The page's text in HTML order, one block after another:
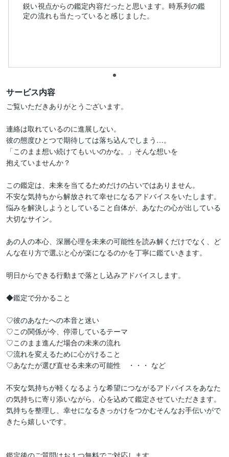
鋭い視点からの鑑定内容だったと思います。時系列の鑑
定の流れも当たっていると感じました。
サービス内容
ご覧いただきありがとうございます。
連絡は取れているのに進展しない。
彼の態度ひとつで期待しては落ち込んでしまう…。
「このまま想い続けてもいいのかな。」そんな想いを
抱えていませんか？
この鑑定は、未来を当てるためだけの占いではありません。
不安な気持ちから解放されて幸せになるアドバイスをいたします。
悩みを解決しようとしていること自体が、あなたの心が出している
大切なサイン。
あの人の本心、深層心理を未来の可能性を読み解くだけでなく、ど
んな在り方で選ぶと心が楽になるのかを丁寧に鑑ていきます。
明日からできる行動まで落とし込みアドバイスします。
◆鑑定で分かること
♡彼のあなたへの本音と迷い
♡この関係が今、停滞しているテーマ
♡このまま進んだ場合の未来の流れ
♡流れを変えるために心がけること
♡あなたが選び直せる未来の可能性　・・・ など
不安な気持ちが軽くなるような希望につながるアドバイスをあなた
の気持ちに寄り添いながら、心を込めて鑑定させていただきます。
気持ちを整理し、幸せになるきっかけをつかむそんなお手伝いがで
きたら嬉しいです。